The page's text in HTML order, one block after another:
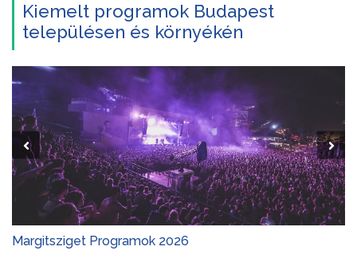
Kiemelt programok Budapest
településen és környékén
Gyerekprogramok 2026